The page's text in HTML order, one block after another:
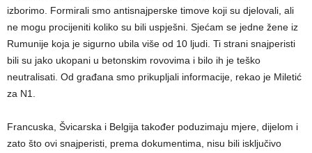
izborimo. Formirali smo antisnajperske timove koji su djelovali, ali
ne mogu procijeniti koliko su bili uspješni. Sjećam se jedne žene iz
Rumunije koja je sigurno ubila više od 10 ljudi. Ti strani snajperisti
bili su jako ukopani u betonskim rovovima i bilo ih je teško
neutralisati. Od građana smo prikupljali informacije, rekao je Miletić
za N1.
Francuska, Švicarska i Belgija također poduzimaju mjere, dijelom i
zato što ovi snajperisti, prema dokumentima, nisu bili isključivo